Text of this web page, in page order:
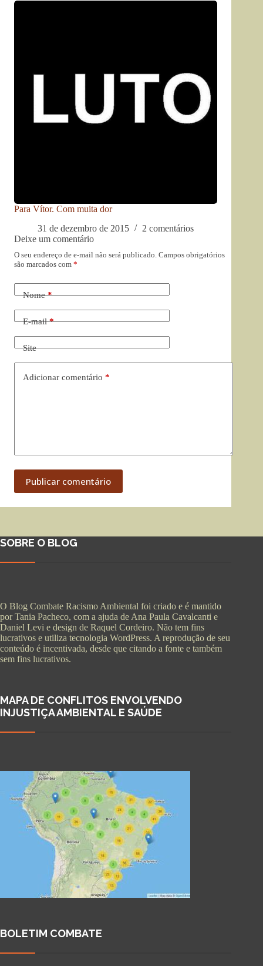
Para Vítor. Com muita dor
31 de dezembro de 2015
2 comentários
Deixe um comentário
O seu endereço de e-mail não será publicado. Campos obrigatórios
são marcados com *
Nome*
E-mail*
Site
Adicionar comentário *
Publicar comentário
SOBRE O BLOG
O Blog Combate Racismo Ambiental foi criado e é mantido
por Tania Pacheco, com a ajuda de Ana Paula Cavalcanti e
Daniel Levi e design de Raquel Cordeiro. Não tem fins
lucrativos e utiliza tecnologia WordPress. A reprodução de seu
conteúdo é incentivada, desde que citando a fonte e também
sem fins lucrativos.
MAPA DE CONFLITOS ENVOLVENDO
INJUSTIÇA AMBIENTAL E SAÚDE
BOLETIM COMBATE